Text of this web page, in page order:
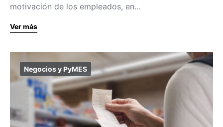
motivación de los empleados, en…
Ver más
Negocios y PyMES